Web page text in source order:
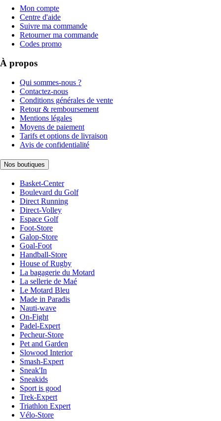
Mon compte
Centre d'aide
Suivre ma commande
Retourner ma commande
Codes promo
À propos
Qui sommes-nous ?
Contactez-nous
Conditions générales de vente
Retour & remboursement
Mentions légales
Moyens de paiement
Tarifs et options de livraison
Avis de confidentialité
Nos boutiques
Basket-Center
Boulevard du Golf
Direct Running
Direct-Volley
Espace Golf
Foot-Store
Galop-Store
Goal-Foot
Handball-Store
House of Rugby
La bagagerie du Motard
La sellerie de Maé
Le Motard Bleu
Made in Paradis
Nauti-wave
On-Fight
Padel-Expert
Pecheur-Store
Pet and Garden
Slowood Interior
Smash-Expert
Sneak'In
Sneakids
Sport is good
Trek-Expert
Triathlon Expert
Vélo-Store